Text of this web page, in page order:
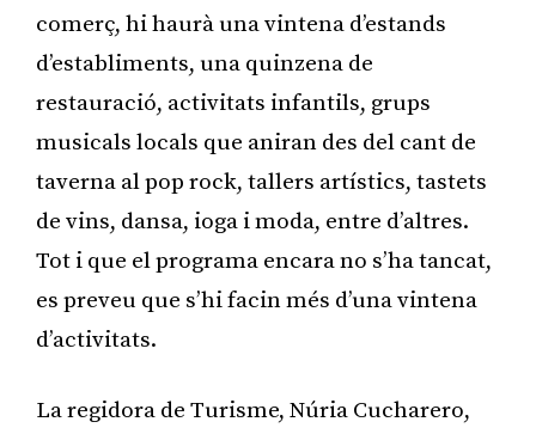
comerç, hi haurà una vintena d’estands
d’establiments, una quinzena de
restauració, activitats infantils, grups
musicals locals que aniran des del cant de
taverna al pop rock, tallers artístics, tastets
de vins, dansa, ioga i moda, entre d’altres.
Tot i que el programa encara no s’ha tancat,
es preveu que s’hi facin més d’una vintena
d’activitats.
La regidora de Turisme, Núria Cucharero,